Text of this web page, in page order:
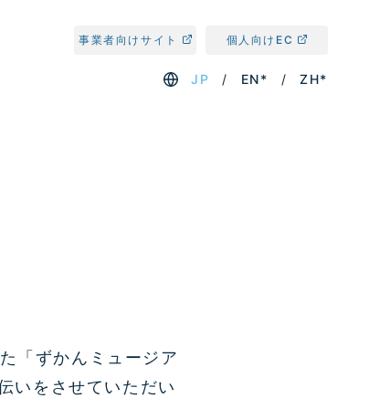
事業者向けサイト 個人向けEC
JP EN* ZH*
「ずかんミュージア
いをさせていただい